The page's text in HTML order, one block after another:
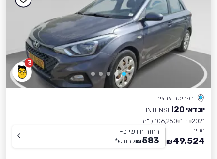
3
בפריסה ארצית
יונדאי I20
INTENSE
2021 יד 1
106,250 ק״מ
מחיר
49,524
₪
החזר חודשי מ-
583
₪לחודש*